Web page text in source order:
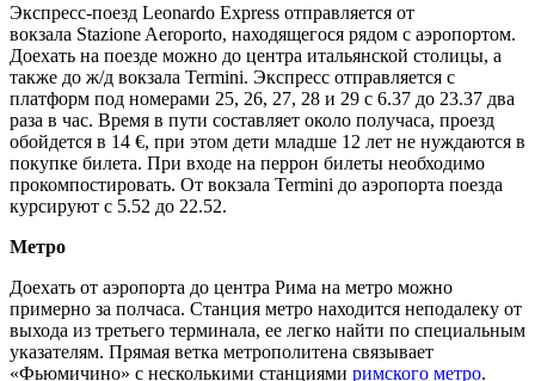
Экспресс-поезд Leonardo Express отправляется от
вокзала Stazione Aeroporto, находящегося рядом с аэропортом.
Доехать на поезде можно до центра итальянской столицы, а
также до ж/д вокзала Termini. Экспресс отправляется с
платформ под номерами 25, 26, 27, 28 и 29 с 6.37 до 23.37 два
раза в час. Время в пути составляет около получаса, проезд
обойдется в 14 €, при этом дети младше 12 лет не нуждаются в
покупке билета. При входе на перрон билеты необходимо
прокомпостировать. От вокзала Termini до аэропорта поезда
курсируют с 5.52 до 22.52.
Метро
Доехать от аэропорта до центра Рима на метро можно
примерно за полчаса. Станция метро находится неподалеку от
выхода из третьего терминала, ее легко найти по специальным
указателям. Прямая ветка метрополитена связывает
«Фьюмичино» с несколькими станциями римского метро.